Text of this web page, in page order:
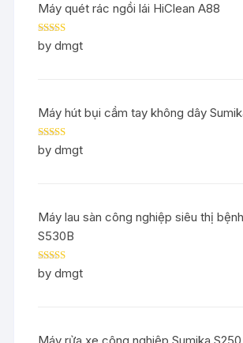
Máy quét rác ngồi lái HiClean A88
Rated5out
of 5
by dmgt
Máy hút bụi cầm tay không dây
Rated5out
of 5
by dmgt
Máy lau sàn công nghiệp siêu thị
S530B
Rated5out
of 5
by dmgt